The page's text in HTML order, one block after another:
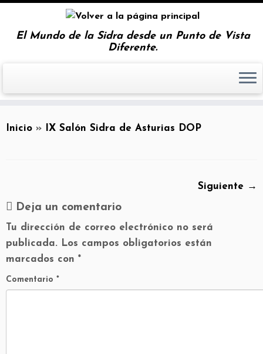
El Mundo de la Sidra desde un Punto de Vista
Diferente.
Inicio » IX Salón Sidra de Asturias DOP
Siguiente →
Deja un comentario
Tu dirección de correo electrónico no será
publicada. Los campos obligatorios están
marcados con *
Comentario *